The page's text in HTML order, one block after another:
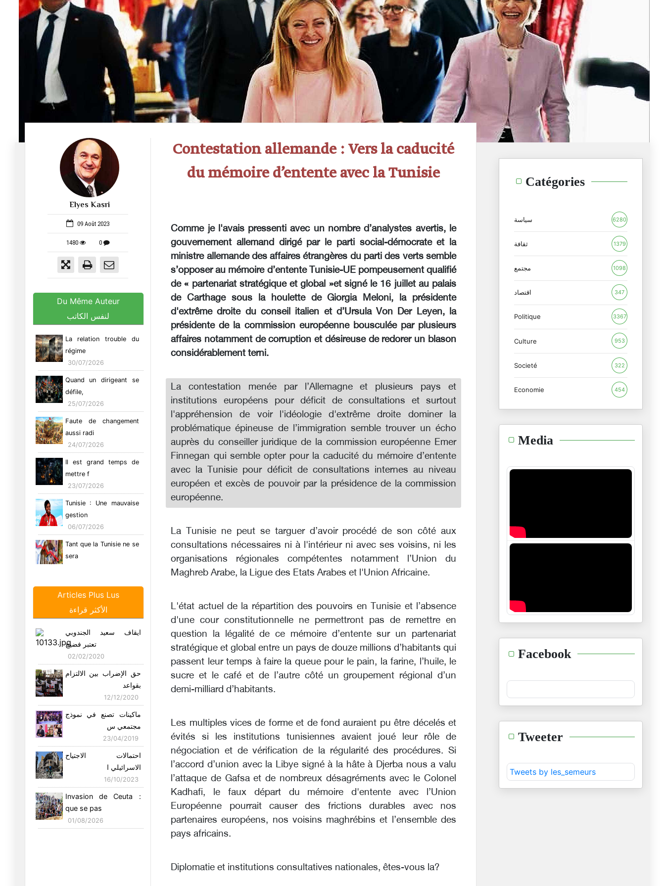
Elyes Kasri
09 Août 2023
1480 0
Du Même Auteur
لنفس الكاتب
La relation trouble du
régime
30/07/2026
Quand un dirigeant se
défile,
25/07/2026
Faute de changement
aussi radi
24/07/2026
Il est grand temps de
mettre f
23/07/2026
Tunisie : Une mauvaise
gestion
06/07/2026
Tant que la Tunisie ne se
sera
Les entreprises
communautaires
26/06/2026
de l’hom
29/05/2026
duplicité mani
pour une T
europée
02/04/2026
Articles Plus Lus
الأكثر قراءة
ايقاف سعيد الجندوبي
تعتبر فضيح
02/02/2020
حق الإضراب بين الالتزام
بقواعد
12/12/2020
ماكينات تصنع في نموذج
مجتمعي س
23/04/2019
احتمالات الاجتياح
الاسرائيلي ا
16/10/2023
Invasion de Ceuta :
que se pas
01/08/2026
Contestation allemande : Vers la caducité
du mémoire d’entente avec la Tunisie
Comme je l'avais pressenti avec un nombre d’analystes avertis, le
gouvernement allemand dirigé par le parti social-démocrate et la
ministre allemande des affaires étrangères du parti des verts semble
s’opposer au mémoire d’entente Tunisie-UE pompeusement qualifié
de « partenariat stratégique et global »et signé le 16 juillet au palais
de Carthage sous la houlette de Giorgia Meloni, la présidente
d'extrême droite du conseil italien et d’Ursula Von Der Leyen, la
présidente de la commission européenne bousculée par plusieurs
affaires notamment de corruption et désireuse de redorer un blason
considérablement terni.
La contestation menée par l’Allemagne et plusieurs pays et
institutions européens pour déficit de consultations et surtout
l'appréhension de voir l'idéologie d'extrême droite dominer la
problématique épineuse de l’immigration semble trouver un écho
auprès du conseiller juridique de la commission européenne Emer
Finnegan qui semble opter pour la caducité du mémoire d’entente
avec la Tunisie pour déficit de consultations internes au niveau
européen et excès de pouvoir par la présidence de la commission
européenne.
La Tunisie ne peut se targuer d’avoir procédé de son côté aux
consultations nécessaires ni à l'intérieur ni avec ses voisins, ni les
organisations régionales compétentes notamment l’Union du
Maghreb Arabe, la Ligue des Etats Arabes et l'Union Africaine.
L'état actuel de la répartition des pouvoirs en Tunisie et l’absence
d'une cour constitutionnelle ne permettront pas de remettre en
question la légalité de ce mémoire d’entente sur un partenariat
stratégique et global entre un pays de douze millions d’habitants qui
passent leur temps à faire la queue pour le pain, la farine, l’huile, le
sucre et le café et de l’autre côté un groupement régional d’un
demi-milliard d’habitants.
Les multiples vices de forme et de fond auraient pu être décelés et
évités si les institutions tunisiennes avaient joué leur rôle de
négociation et de vérification de la régularité des procédures. Si
l’accord d’union avec la Libye signé à la hâte à Djerba nous a valu
l’attaque de Gafsa et de nombreux désagréments avec le Colonel
Kadhafi, le faux départ du mémoire d'entente avec l’Union
Européenne pourrait causer des frictions durables avec nos
partenaires européens, nos voisins maghrébins et l’ensemble des
pays africains.
Diplomatie et institutions consultatives nationales, êtes-vous la?
Catégories
سياسة 6280
ثقافة 1379
مجتمع 1098
اقتصاد 347
Politique 3367
Culture 953
Societé 322
Economie 454
Media
Facebook
Tweeter
Tweets by les_semeurs